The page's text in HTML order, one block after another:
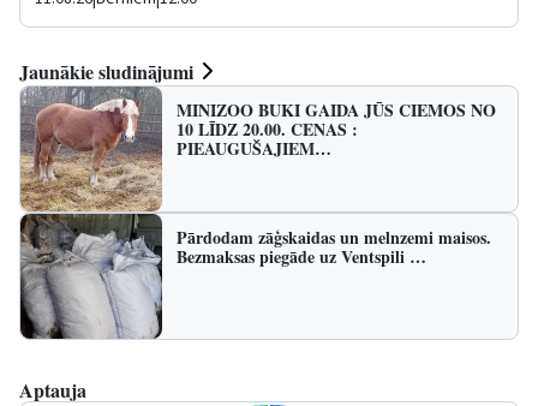
Jaunākie sludinājumi
MINIZOO BUKI GAIDA JŪS CIEMOS NO
10 LĪDZ 20.00. CENAS :
PIEAUGUŠAJIEM…
Pārdodam zāģskaidas un melnzemi maisos.
Bezmaksas piegāde uz Ventspili …
Aptauja